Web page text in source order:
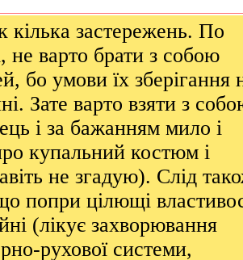
кілька застережень. По
не варто брати з собою
бо умови їх зберігання
Зате варто взяти з
і за бажанням мило і
купальний костюм і
не згадую). Слід
попри цілющі
(лікує захворювання
рухової системи,